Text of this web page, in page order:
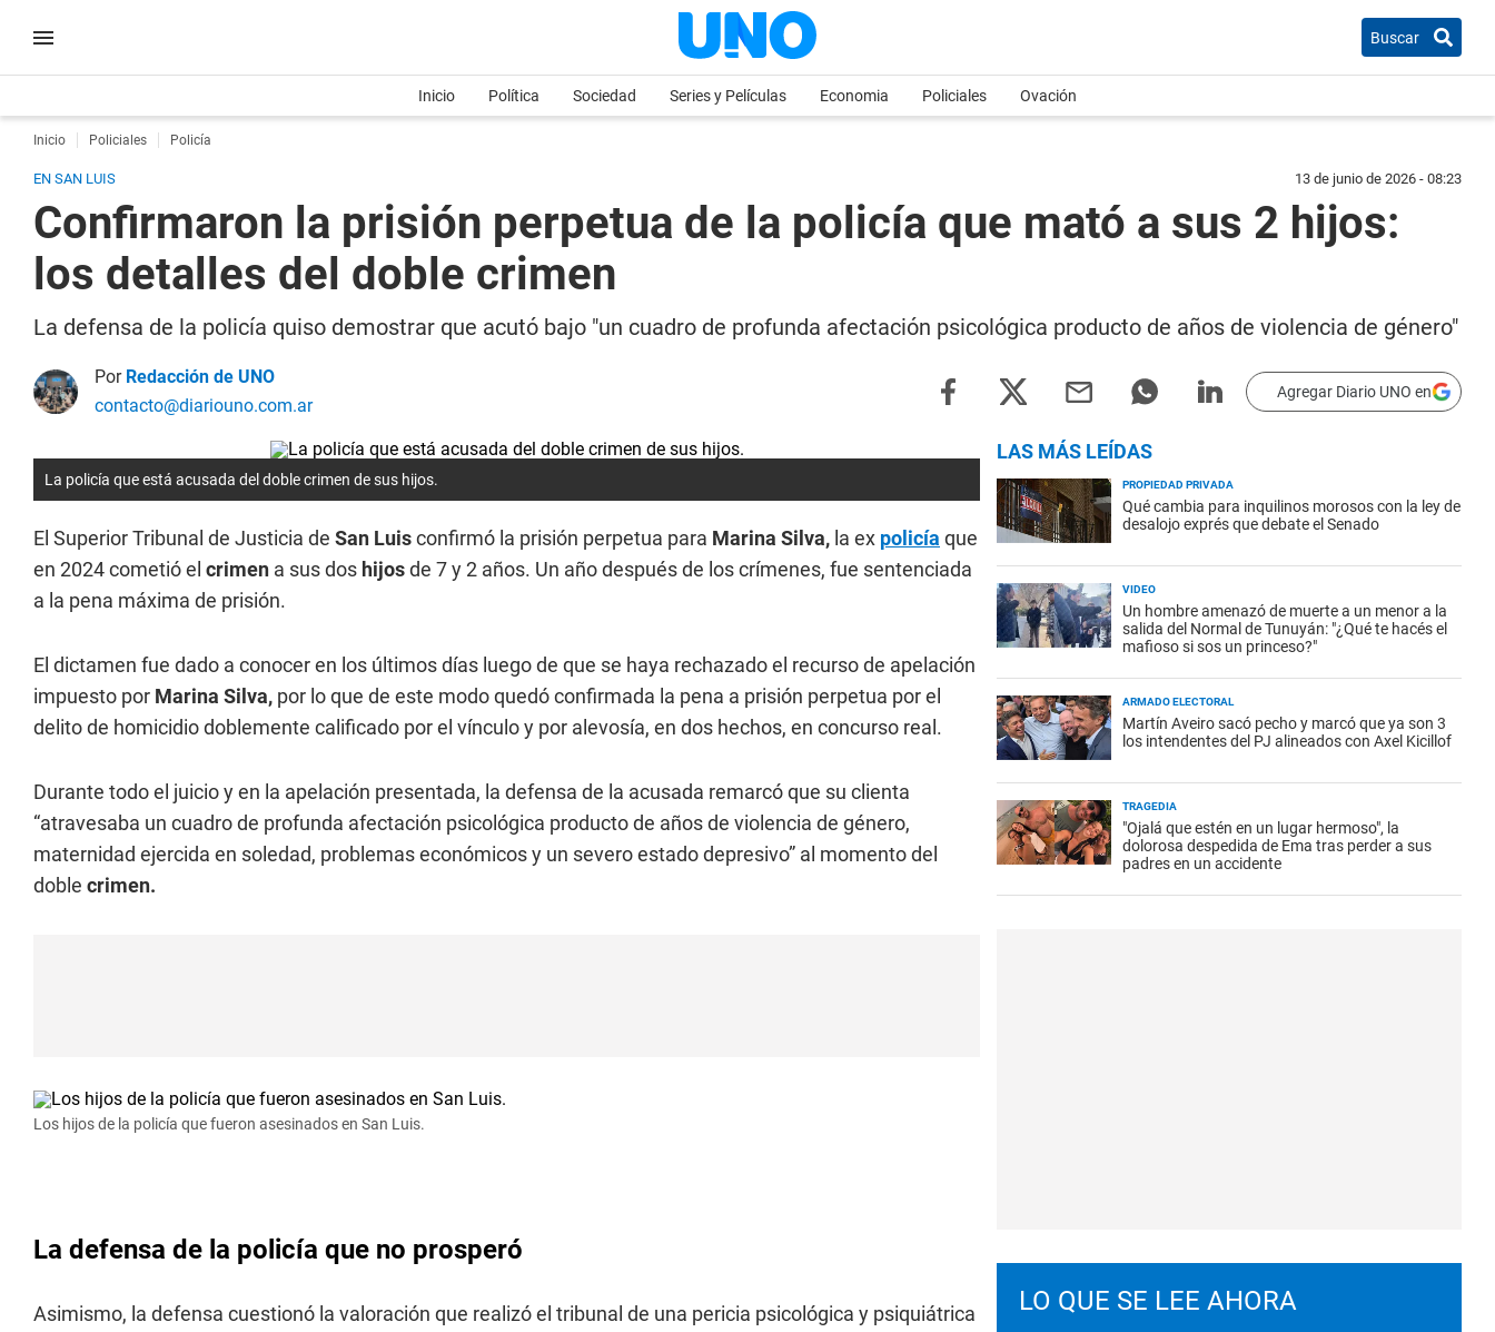
Buscar
Inicio Política Sociedad Series y Películas Economia Policiales Ovación
Inicio Policiales Policía
EN SAN LUIS 13 de junio de 2026 - 08:23
Confirmaron la prisión perpetua de la policía que mató a sus 2 hijos:
los detalles del doble crimen
La defensa de la policía quiso demostrar que acutó bajo "un cuadro de profunda afectación psicológica producto de años de violencia de género"
Por Redacción de UNO
contacto@diariouno.com.ar
Agregar Diario UNO en
La policía que está acusada del doble crimen de sus hijos.
El Superior Tribunal de Justicia de San Luisconfirmó la prisión perpetua para Marina Silva, la ex policía que
en 2024 cometió el crimen a sus dos hijosde 7 y 2 años. Un año después de los crímenes, fue sentenciada
a la pena máxima de prisión.
El dictamen fue dado a conocer en los últimos días luego de que se haya rechazado el recurso de apelación
impuesto por Marina Silva, por lo que de este modo quedó confirmada la pena a prisión perpetua por el
delito de homicidio doblemente calificado por el vínculo y por alevosía, en dos hechos, en concurso real.
Durante todo el juicio y en la apelación presentada, la defensa de la acusada remarcó que su clienta
“atravesaba un cuadro de profunda afectación psicológica producto de años de violencia de género,
maternidad ejercida en soledad, problemas económicos y un severo estado depresivo” al momento del
doble crimen.
Los hijos de la policía que fueron asesinados en San Luis.
La defensa de la policía que no prosperó
Asimismo, la defensa cuestionó la valoración que realizó el tribunal de una pericia psicológica y psiquiátrica
LAS MÁS LEÍDAS
PROPIEDAD PRIVADA
Qué cambia para inquilinos morosos con la ley de
desalojo exprés que debate el Senado
VIDEO
Un hombre amenazó de muerte a un menor a la
salida del Normal de Tunuyán: "¿Qué te hacés el
mafioso si sos un princeso?"
ARMADO ELECTORAL
Martín Aveiro sacó pecho y marcó que ya son 3
los intendentes del PJ alineados con Axel Kicillof
TRAGEDIA
"Ojalá que estén en un lugar hermoso", la
dolorosa despedida de Ema tras perder a sus
padres en un accidente
LO QUE SE LEE AHORA